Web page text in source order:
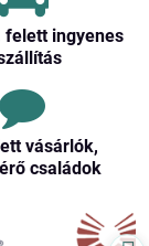
felett ingyenes
vásárlók,
családok